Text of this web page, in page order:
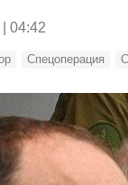
04:42
Спецоперация